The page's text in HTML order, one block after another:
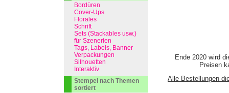
Ende 2020 wird
Preisen
Alle Bestellungen
Bordüren
Cover-Ups
Florales
Schrift
Sets (Stackables usw.)
für Szenerien
Tags, Labels, Banner
Verpackungen
Silhouetten
Interaktiv
Stempel nach Themen
sortiert